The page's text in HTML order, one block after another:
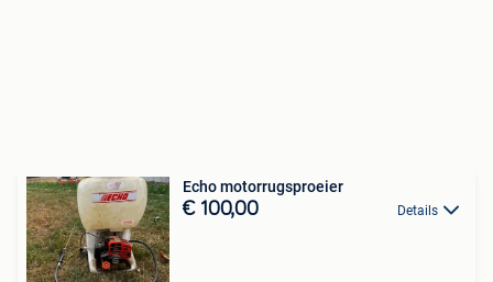
Echo motorrugsproeier
€ 100,00 Details